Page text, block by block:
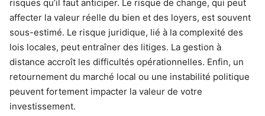
risques qu’il faut anticiper. Le risque de change, qui peut
affecter la valeur réelle du bien et des loyers, est souvent
sous-estimé. Le risque juridique, lié à la complexité des
lois locales, peut entraîner des litiges. La gestion à
distance accroît les difficultés opérationnelles. Enfin, un
retournement du marché local ou une instabilité politique
peuvent fortement impacter la valeur de votre
investissement.